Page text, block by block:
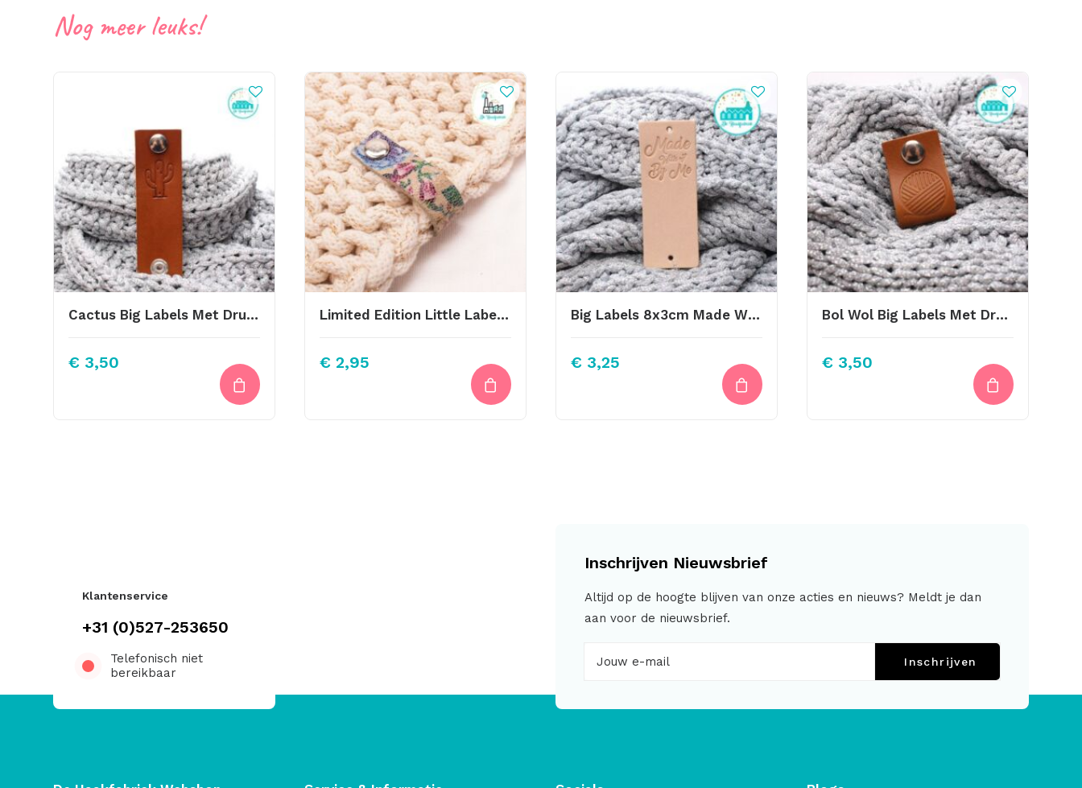
Nog meer leuks!
Cactus Big Labels Met Drukknoop 10x3cm Cognac
€ 3,50
Limited Edition Little Label Met Bloemen Print Met Schroef 10×1,5cm
€ 2,95
Big Labels 8x3cm Made With Love By Me
€ 3,25
Bol Wol Big Labels Met Drukknoop 10x3cm Cognac
€ 3,50
Klantenservice
+31 (0)527-253650
Telefonisch niet
bereikbaar
Inschrijven Nieuwsbrief
Altijd op de hoogte blijven van onze acties en nieuws? Meldt je dan
aan voor de nieuwsbrief.
Inschrijven